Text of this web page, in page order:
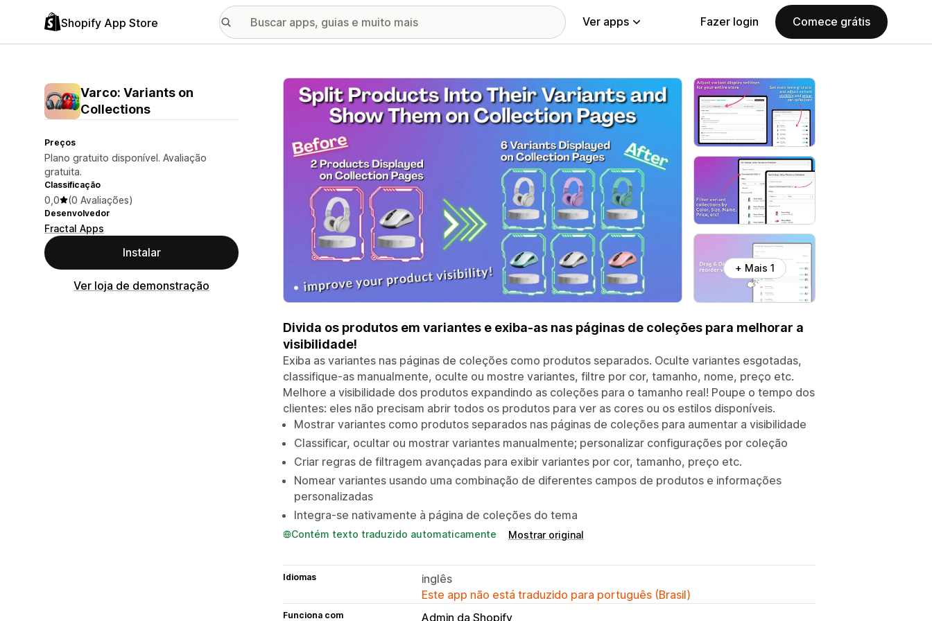
Shopify App Store Ver apps Fazer login Comece grátis
Varco: Variants on
Collections
Preços
Plano gratuito disponível. Avaliação
gratuita.
Classificação
0,0 (0 Avaliações)
Desenvolvedor
Fractal Apps
Instalar
Ver loja de demonstração
Galeria de imagens em destaque
+ Mais 1
Divida os produtos em variantes e exiba-as nas páginas de coleções para melhorar a
visibilidade!
Exiba as variantes nas páginas de coleções como produtos separados. Oculte variantes esgotadas,
classifique-as manualmente, oculte ou mostre variantes, filtre por cor, tamanho, nome, preço etc.
Melhore a visibilidade dos produtos expandindo as coleções para o tamanho real! Poupe o tempo dos
clientes: eles não precisam abrir todos os produtos para ver as cores ou os estilos disponíveis.
Mostrar variantes como produtos separados nas páginas de coleções para aumentar a visibilidade
Classificar, ocultar ou mostrar variantes manualmente; personalizar configurações por coleção
Criar regras de filtragem avançadas para exibir variantes por cor, tamanho, preço etc.
Nomear variantes usando uma combinação de diferentes campos de produtos e informações
personalizadas
Integra-se nativamente à página de coleções do tema
Contém texto traduzido automaticamente Mostrar original
Idiomas
inglês
Este app não está traduzido para português (Brasil)
Funciona com Admin da Shopify